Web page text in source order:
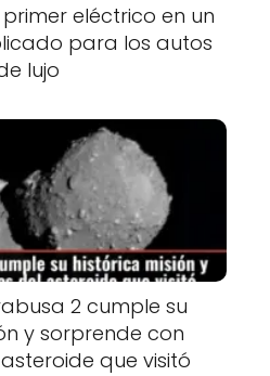
eléctrico en un
para los autos
lujo
2 cumple su
y sorprende con
que visitó